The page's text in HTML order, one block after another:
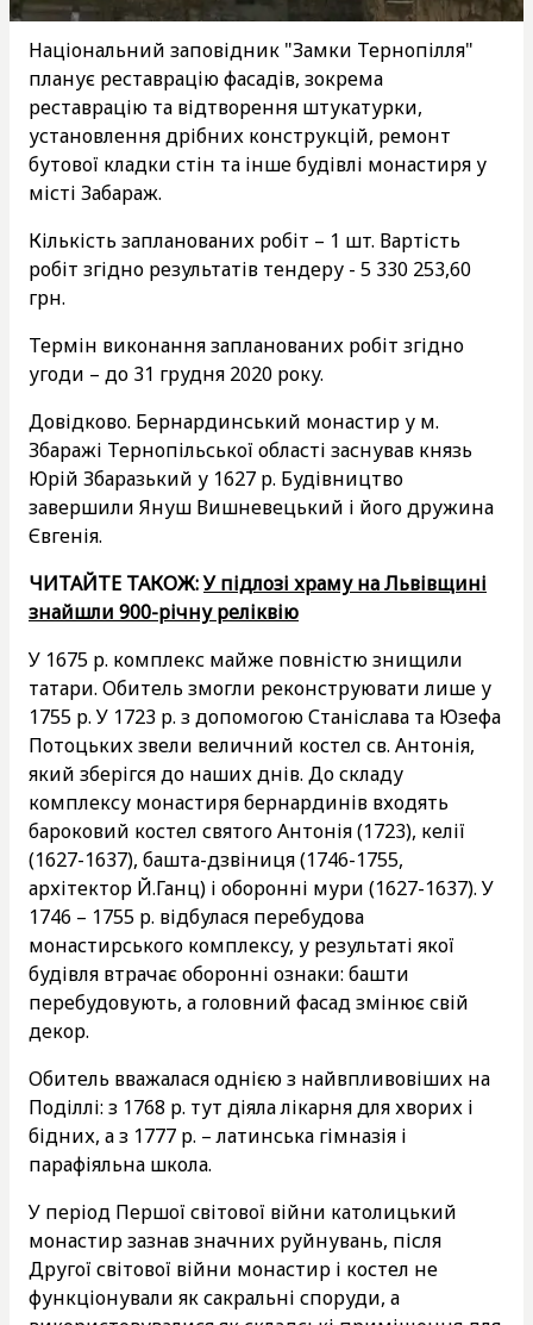
Національний заповідник "Замки Тернопілля"
планує реставрацію фасадів, зокрема
реставрацію та відтворення штукатурки,
установлення дрібних конструкцій, ремонт
бутової кладки стін та інше будівлі монастиря у
місті Забараж.
Кількість запланованих робіт – 1 шт. Вартість
робіт згідно результатів тендеру - 5 330 253,60
грн.
Термін виконання запланованих робіт згідно
угоди – до 31 грудня 2020 року.
Довідково. Бернардинський монастир у м.
Збаражі Тернопільської області заснував князь
Юрій Збаразький у 1627 р. Будівництво
завершили Януш Вишневецький і його дружина
Євгенія.
ЧИТАЙТЕ ТАКОЖ:У підлозі храму на Львівщині
знайшли 900-річну реліквію
У 1675 р. комплекс майже повністю знищили
татари. Обитель змогли реконструювати лише у
1755 р. У 1723 р. з допомогою Станіслава та Юзефа
Потоцьких звели величний костел св. Антонія,
який зберігся до наших днів. До складу
комплексу монастиря бернардинів входять
бароковий костел святого Антонія (1723), келії
(1627-1637), башта-дзвіниця (1746-1755,
архітектор Й.Ганц) і оборонні мури (1627-1637). У
1746 – 1755 р. відбулася перебудова
монастирського комплексу, у результаті якої
будівля втрачає оборонні ознаки: башти
перебудовують, а головний фасад змінює свій
декор.
Обитель вважалася однією з найвпливовіших на
Поділлі: з 1768 р. тут діяла лікарня для хворих і
бідних, а з 1777 р. – латинська гімназія і
парафіяльна школа.
У період Першої світової війни католицький
монастир зазнав значних руйнувань, після
Другої світової війни монастир і костел не
функціонували як сакральні споруди, а